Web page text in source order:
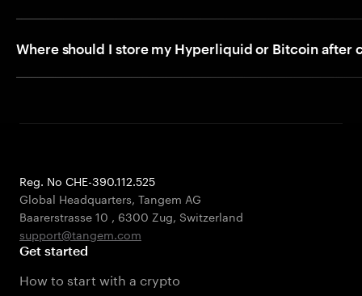
Where should I store my Hyperliquid or Bitcoin after
Reg. No CHE-390.112.525
Global Headquarters, Tangem AG
Baarerstrasse 10 , 6300 Zug, Switzerland
support@tangem.com
Get started
How to start with a crypto